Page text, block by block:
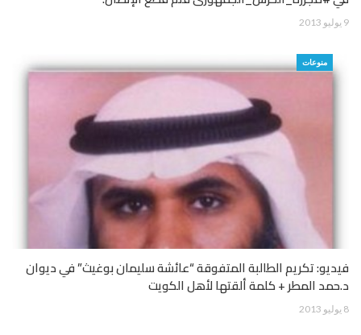
9 يوليو 2013
منوعات
فيديو: تكريم الطالبة المتفوقة “عائشة سليمان بوغيث” في ديوان
د.حمد المطر + كلمة ألقتها لأهل الكويت
8 يوليو 2013